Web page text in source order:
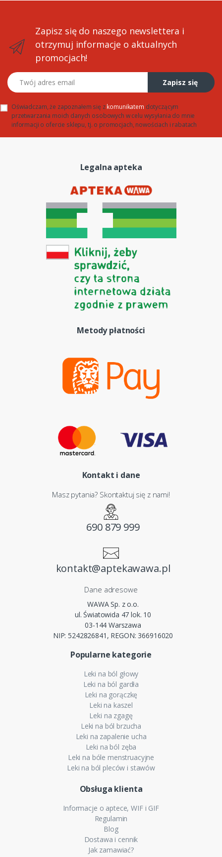
Zapisz się do naszego newslettera i
otrzymuj informacje o aktualnych
promocjach!
Twój adres email
Zapisz się
Oświadczam, że zapoznałem się zkomunikatem dotyczącym
przetwarzania moich danych osobowych w celu wysyłania do mnie
informacji o ofercie sklepu, tj. o promocjach, nowościach i rabatach
Legalna apteka
Metody płatności
Kontakt i dane
Masz pytania? Skontaktuj się z nami!
690 879 999
kontakt@aptekawawa.pl
Dane adresowe
WAWA Sp. z o.o.
ul. Światowida 47 lok. 10
03-144 Warszawa
NIP: 5242826841, REGON: 366916020
Popularne kategorie
Leki na ból głowy
Leki na ból gardła
Leki na gorączkę
Leki na kaszel
Leki na zgagę
Leki na ból brzucha
Leki na zapalenie ucha
Leki na ból zęba
Leki na bóle menstruacyjne
Leki na ból pleców i stawów
Obsługa klienta
Informacje o aptece, WIF i GIF
Regulamin
Blog
Dostawa i cennik
Jak zamawiać?